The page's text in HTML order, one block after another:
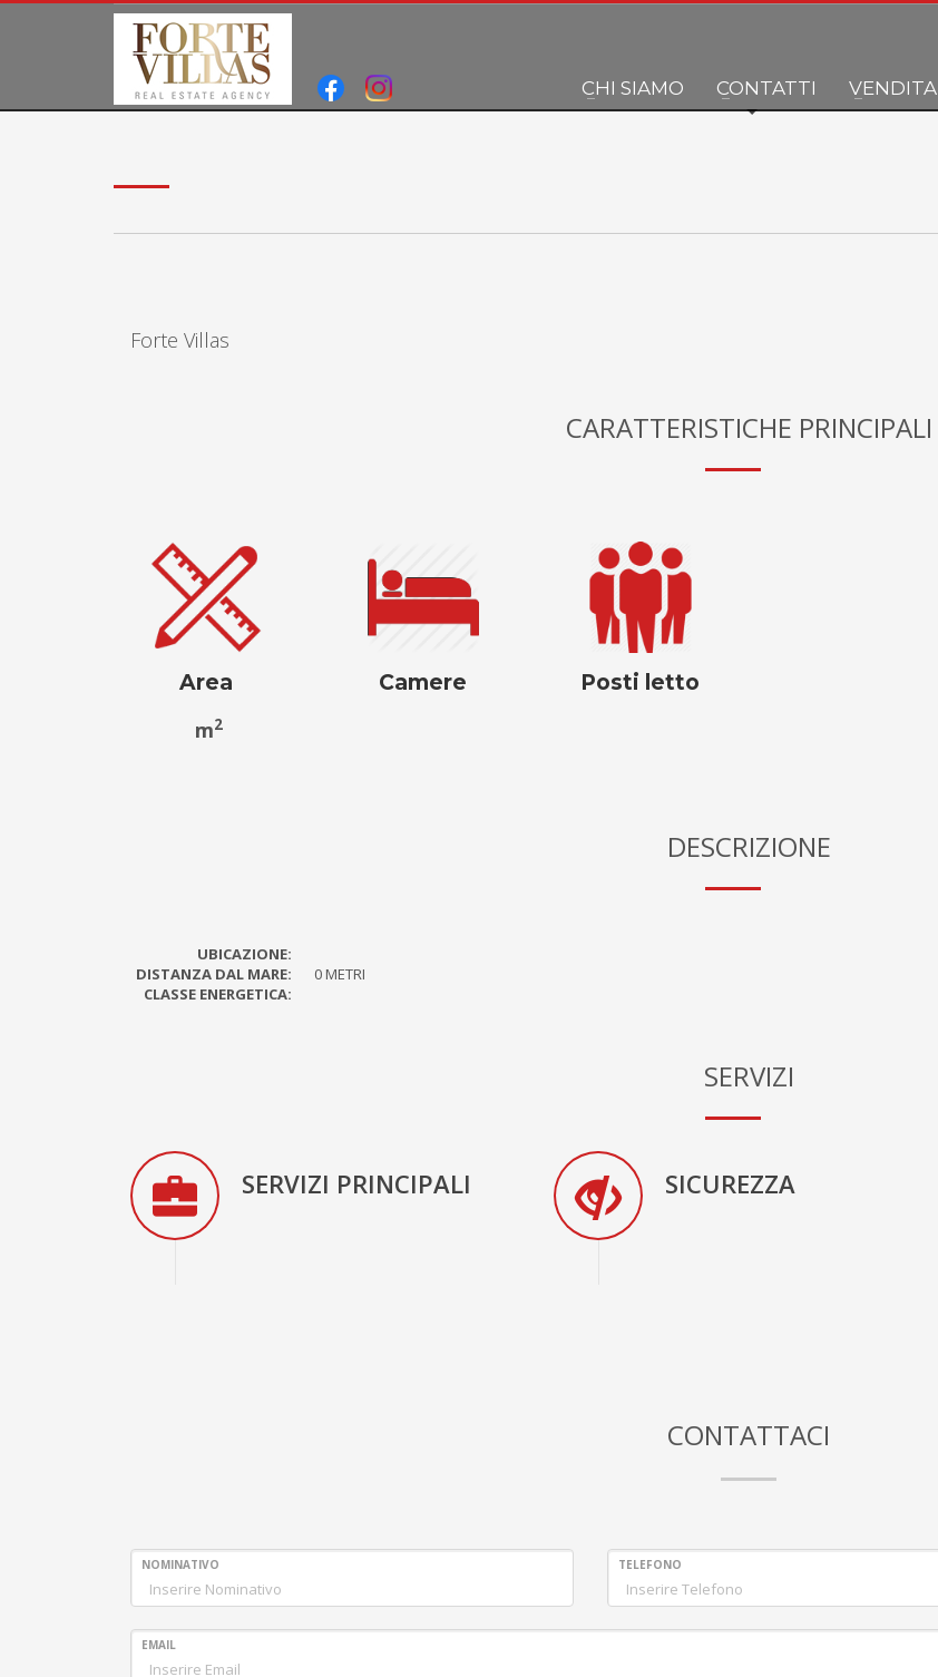
CHI SIAMO CONTATTI VENDITA
Forte Villas
CARATTERISTICHE PRINCIPALI
Area
m2
Camere Posti letto
DESCRIZIONE
UBICAZIONE:
DISTANZA DAL MARE:
0 METRI
CLASSE ENERGETICA:
SERVIZI
SERVIZI PRINCIPALI SICUREZZA
CONTATTACI
NOMINATIVO TELEFONO
EMAIL